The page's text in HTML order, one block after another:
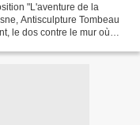
"L'aventure de la
Antisculpture Tombeau
le dos contre le mur où